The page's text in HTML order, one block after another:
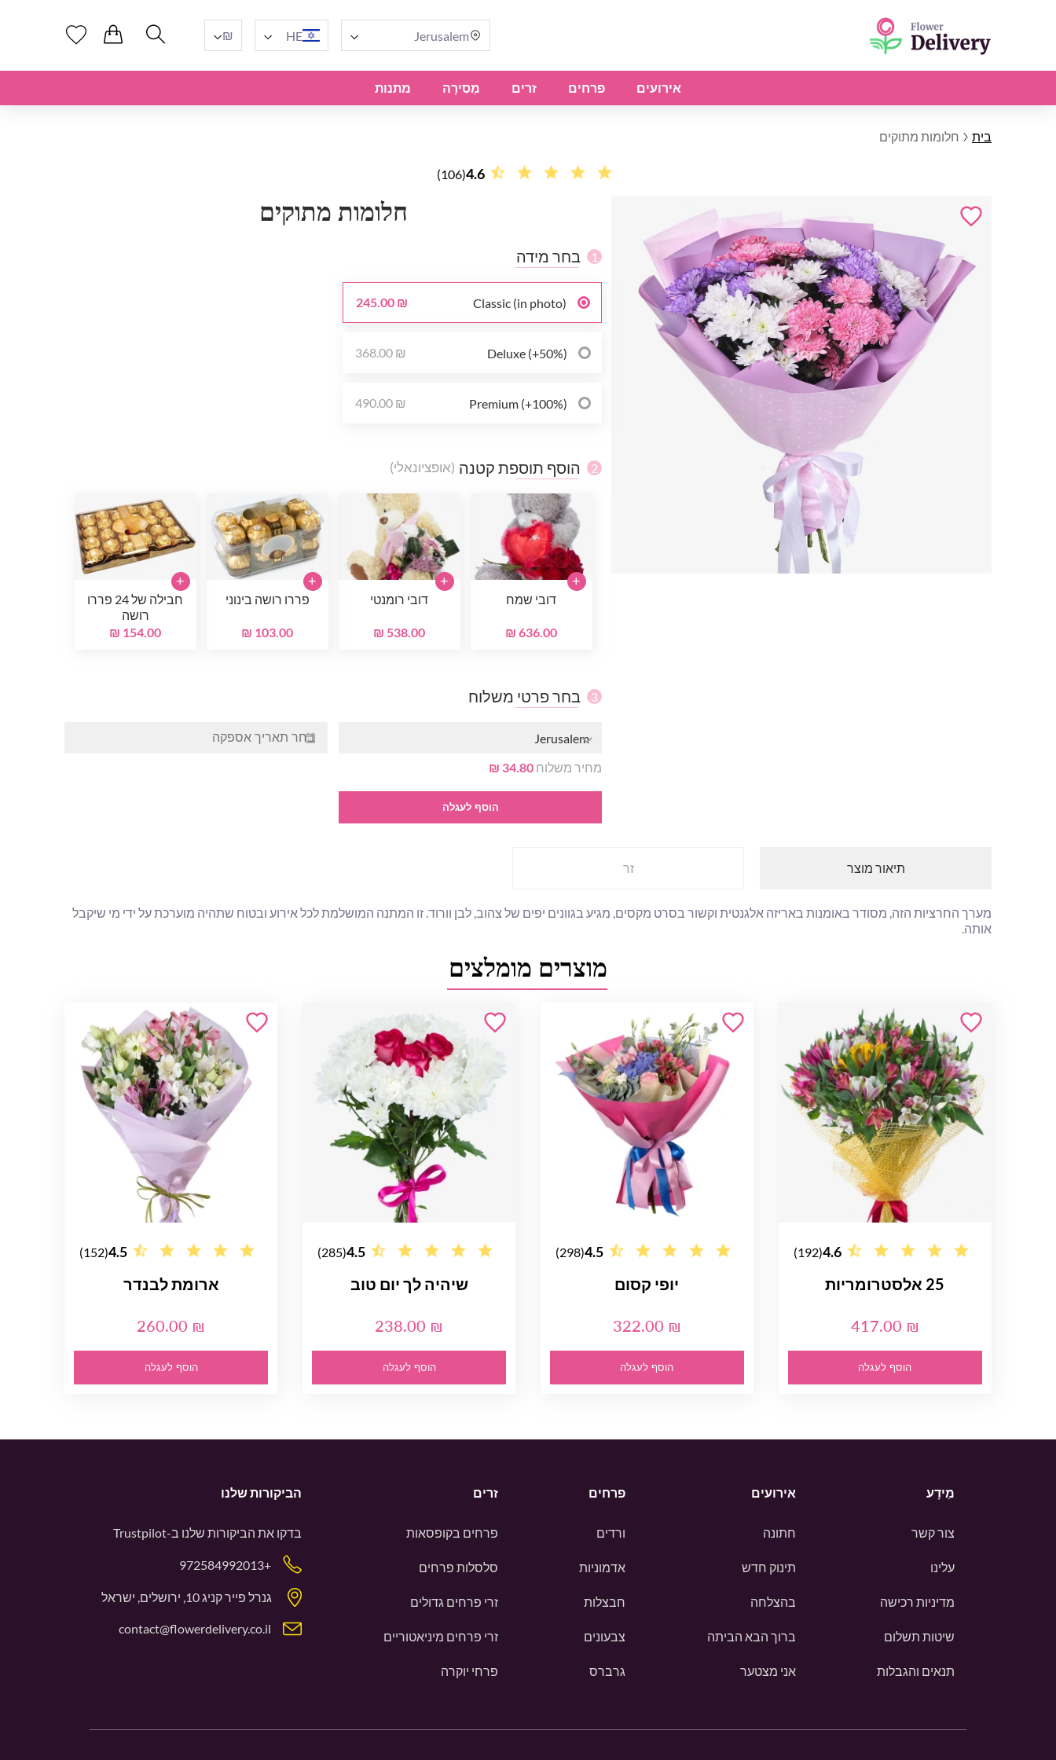
Jerusalem
HE
₪
אירועים פרחים זרים מְסִירָה מתנות
בית חלומות מתוקים
4.6
(106)
חלומות מתוקים
1 בחר מידה
Classic (in photo)
245.00 ₪
Deluxe (+50%)
368.00 ₪
Premium (+100%)
490.00 ₪
2 הוסף תוספת קטנה (אופציונאלי)
דובי שמח
636.00 ₪
+
דובי רומנטי
538.00 ₪
+
פררו רושה בינוני
103.00 ₪
+
חבילה של 24 פררו
רושה
154.00 ₪
+
3 בחר פרטי משלוח
Jerusalem
מחיר משלוח 34.80 ₪
הוסף לעגלה
תיאור מוצר זר
מערך החרציות הזה, מסודר באומנות באריזה אלגנטית וקשור בסרט מקסים, מגיע בגוונים יפים של צהוב, לבן וורוד. זו המתנה המושלמת לכל אירוע ובטוח שתהיה מוערכת על ידי מי שיקבל
אותה.
מוצרים מומלצים
4.6
(192)
25 אלסטרומריות
417.00 ₪
הוסף לעגלה
4.5
(298)
יופי קסום
322.00 ₪
הוסף לעגלה
4.5
(285)
שיהיה לך יום טוב
238.00 ₪
הוסף לעגלה
4.5
(152)
ארומת לבנדר
260.00 ₪
הוסף לעגלה
מֵידָע
צור קשר
עלינו
מדיניות רכישה
שיטות תשלום
תנאים והגבלות
אירועים
חתונה
תינוק חדש
בהצלחה
ברוך הבא הביתה
אני מצטער
פרחים
ורדים
אדמוניות
חבצלות
צבעונים
גרברס
זרים
פרחים בקופסאות
סלסלות פרחים
זרי פרחים גדולים
זרי פרחים מיניאטוריים
פרחי יוקרה
הביקורות שלנו
בדקו את הביקורות שלנו ב-Trustpilot
+972584992013
גנרל פייר קניג 10, ירושלים, ישראל
contact@flowerdelivery.co.il